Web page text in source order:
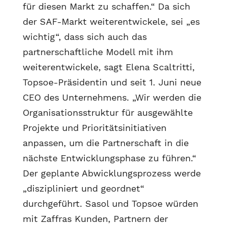
für diesen Markt zu schaffen.“ Da sich
der SAF-Markt weiterentwickele, sei „es
wichtig“, dass sich auch das
partnerschaftliche Modell mit ihm
weiterentwickele, sagt Elena Scaltritti,
Topsoe-Präsidentin und seit 1. Juni neue
CEO des Unternehmens. „Wir werden die
Organisationsstruktur für ausgewählte
Projekte und Prioritätsinitiativen
anpassen, um die Partnerschaft in die
nächste Entwicklungsphase zu führen.“
Der geplante Abwicklungsprozess werde
„diszipliniert und geordnet“
durchgeführt. Sasol und Topsoe würden
mit Zaffras Kunden, Partnern der